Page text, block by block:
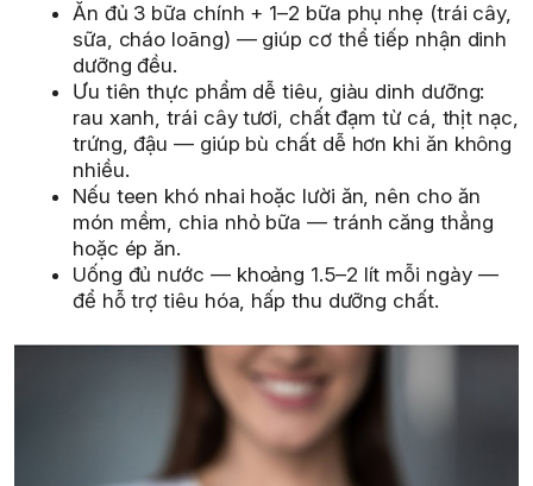
Ăn đủ 3 bữa chính + 1–2 bữa phụ nhẹ (trái cây,
sữa, cháo loãng) — giúp cơ thể tiếp nhận dinh
dưỡng đều.
Ưu tiên thực phẩm dễ tiêu, giàu dinh dưỡng:
rau xanh, trái cây tươi, chất đạm từ cá, thịt nạc,
trứng, đậu — giúp bù chất dễ hơn khi ăn không
nhiều.
Nếu teen khó nhai hoặc lười ăn, nên cho ăn
món mềm, chia nhỏ bữa — tránh căng thẳng
hoặc ép ăn.
Uống đủ nước — khoảng 1.5–2 lít mỗi ngày —
để hỗ trợ tiêu hóa, hấp thu dưỡng chất.